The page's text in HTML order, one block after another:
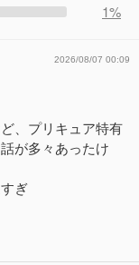
1%
2026/08/07 00:09
、プリキュア特有
が多々あったけ
ぎ